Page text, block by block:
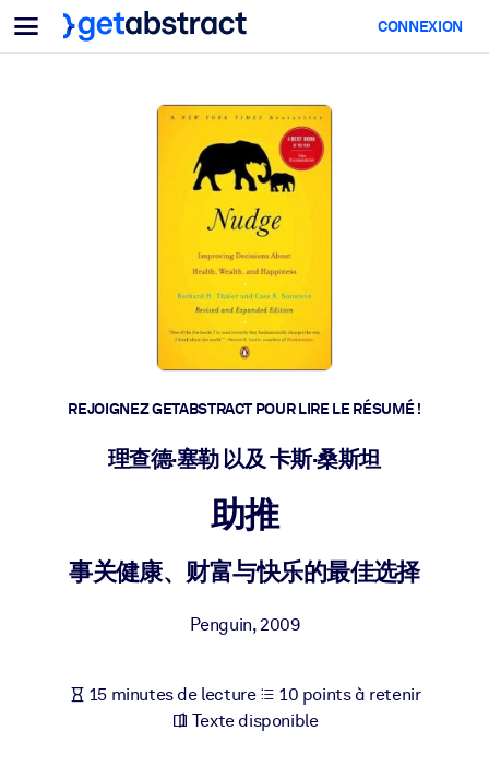
Menu
Pour équipes & dirigeants
Montée en compétences IA
Dotez vos employés de compétences essentielles en IA.
Développement du leadership
Préparez vos dirigeants à la nouvelle ère du travail.
Apprentissage collaboratif
Facilitez l'apprentissage en équipe, la résolution de problèmes
pour l'avenir.
Santé et bien-être
Bâtissez une main-d'œuvre plus saine et plus résiliente.
PAR SYSTÈME
Pour LMS/LXP
Intégrez des connaissances vérifiées et concises dans votre
Pour bibliothèques d'entreprise
Enrichissez votre bibliothèque d'entreprise avec des
Pour les systèmes d’IA
CONNEXION
REJOIGNEZ GETABSTRACT POUR LIRE LE RÉSUMÉ !
理查德·塞勒 以及 卡斯·桑斯坦
助推
事关健康、财富与快乐的最佳选择
Penguin,2009
15 minutes de lecture
10 points à retenir
Texte disponible